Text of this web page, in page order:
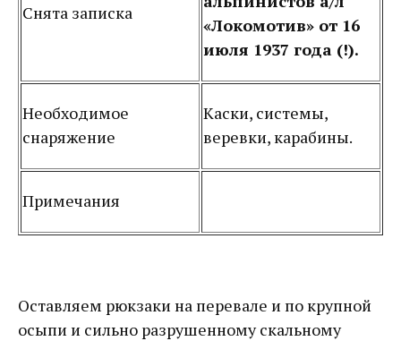
Снята записка
«Локомотив» от 16
июля 1937 года (!).
Необходимое
снаряжение
Каски, системы,
веревки, карабины.
Примечания
Оставляем рюкзаки на перевале и по крупной
осыпи и сильно разрушенному скальному